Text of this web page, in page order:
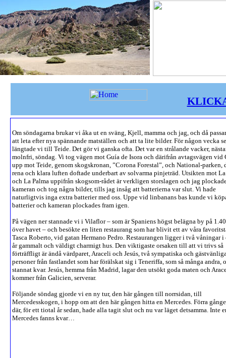
Om söndagarna brukar vi åka ut en sväng, Kjell, mamma och jag, och då
att leta efter nya spännande matställen och att ta lite bilder. För någon vecka
längtade vi till Teide. Det gör vi ganska ofta. Det var en strålande vacker,
molnfri, söndag. Vi tog vägen mot Guía de Isora och därifrån avtagsvägen vid
upp mot Teide, genom skogskronan, ”Corona Forestal”, och National-parken,
rena och klara luften doftade underbart av solvarma pinjeträd. Utsikten mot La
och La Palma uppifrån skogsom-rådet är verkligen storslagen och jag
kameran och tog några bilder, tills jag insåg att batterierna var slut. Vi hade
naturligtvis inga extra batterier med oss. Uppe vid linbanans bas kunde vi
batterier och kameran plockades fram igen.
På vägen ner stannade vi i Vilaflor – som är Spaniens högst belägna by på
över havet – och besökte en liten restaurang som har blivit ett av våra
Tasca Roberto, vid gatan Hermano Pedro. Restaurangen ligger i två våningar i
år gammalt och väldigt charmigt hus. Den viktigaste orsaken till att vi trivs så
förträffligt är ändå värdparet, Araceli och Jesús, två sympatiska och
personer från fastlandet som har förälskat sig i Teneriffa, som så många andra,
stannat kvar. Jesús, hemma från Madrid, lagar den utsökt goda maten och
kommer från Galicien, serverar.
Följande söndag gjorde vi en ny tur, den här gången till norrsidan, till
Mercedesskogen, i hopp om att den här gången hitta en Mercedes. Förra
där, för ett tiotal år sedan, hade alla tagit slut och nu var läget detsamma. Inte
Mercedes fanns kvar…